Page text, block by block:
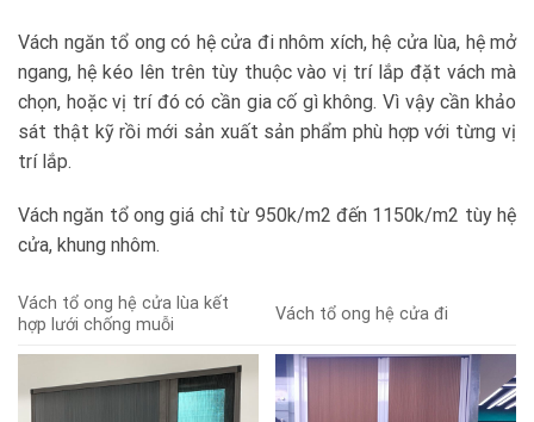
Vách ngăn tổ ong có hệ cửa đi nhôm xích, hệ cửa lùa, hệ mở
ngang, hệ kéo lên trên tùy thuộc vào vị trí lắp đặt vách mà
chọn, hoặc vị trí đó có cần gia cố gì không. Vì vậy cần khảo
sát thật kỹ rồi mới sản xuất sản phẩm phù hợp với từng vị
trí lắp.
Vách ngăn tổ ong giá chỉ từ 950k/m2 đến 1150k/m2 tùy hệ
cửa, khung nhôm.
Vách tổ ong hệ cửa lùa kết
hợp lưới chống muỗi
Vách tổ ong hệ cửa đi